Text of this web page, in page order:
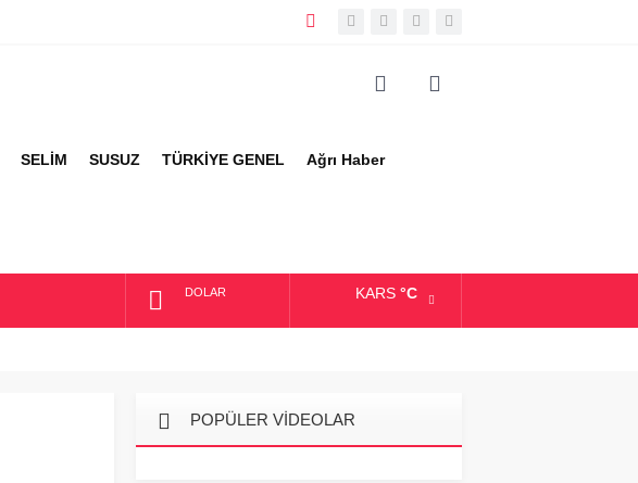
SELİM SUSUZ TÜRKİYE GENEL Ağrı Haber
DOLAR KARS °C
POPÜLER VİDEOLAR